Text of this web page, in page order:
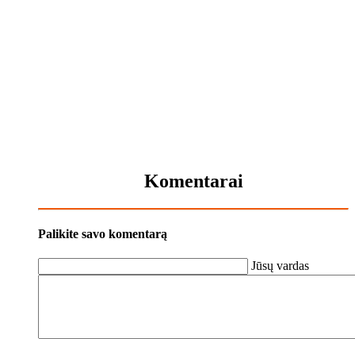
Komentarai
Palikite savo komentarą
Jūsų vardas